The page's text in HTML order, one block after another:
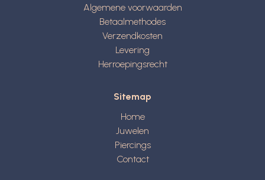
Algemene voorwaarden
Betaalmethodes
Verzendkosten
Levering
Herroepingsrecht
Sitemap
Home
Juwelen
Piercings
Contact